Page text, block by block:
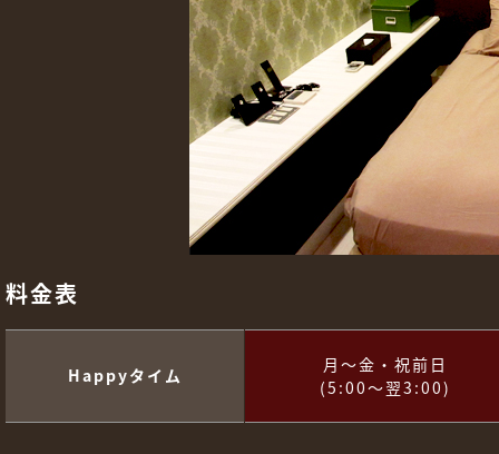
料金表
Happyタイム
月～金・祝前日
(5:00～翌3:00)